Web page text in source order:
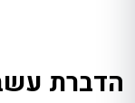
הדברת